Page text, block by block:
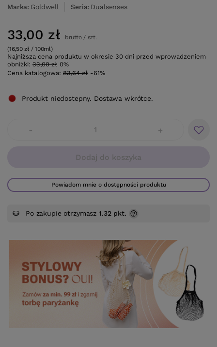
Marka Goldwell Seria Dualsenses
33,00 zł brutto/ szt.
(16,50 zł / 100ml)
Najniższa cena produktu w okresie 30 dni przed wprowadzeniem
obniżki: 33,00 zł 0%
Cena katalogowa: 83,64 zł -61%
- +
Dodaj do koszyka
Powiadom mnie o dostępności produktu
Produkt niedostepny. Dostawa wkrótce.
Po zakupie otrzymasz1.32 pkt.